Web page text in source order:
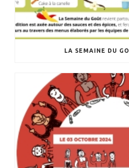
LA SEMAINE DU